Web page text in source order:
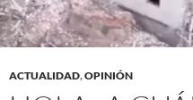
ACTUALIDAD,OPINIÓN